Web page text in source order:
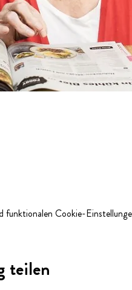
funktionalen Cookie-
teilen